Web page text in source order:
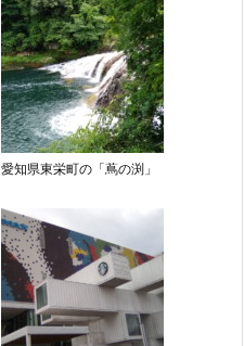
愛知県東栄町の「蔦の渕」